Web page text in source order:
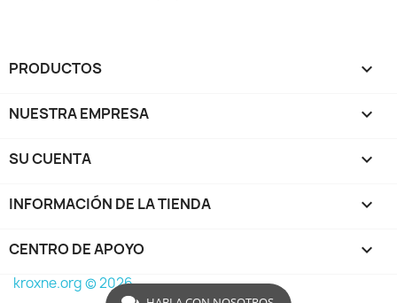
PRODUCTOS 
NUESTRA EMPRESA 
SU CUENTA 
INFORMACIÓN DE LA TIENDA keyboard_arrow_down
CENTRO DE APOYO 
kroxne.org © 2026